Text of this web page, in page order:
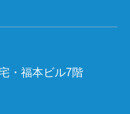
・福本ビル7階